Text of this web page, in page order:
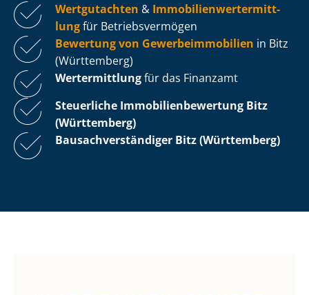
Wertgutachten & Im­mo­bi­li­en­wert­ermitt­
lungfür Be­triebs­ver­mö­gen
Bewertung von Ge­wer­be­im­mo­bi­li­en in Bitz
(Württemberg)
Wertermittlungfür das Finanzamt
Steuerliche Im­mo­bi­li­en­be­wer­tung Bitz
(Württemberg)
Bau­sach­ver­stän­di­ger Bitz (Württemberg)